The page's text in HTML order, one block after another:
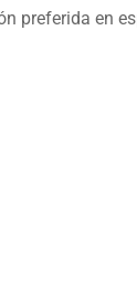
preferida en